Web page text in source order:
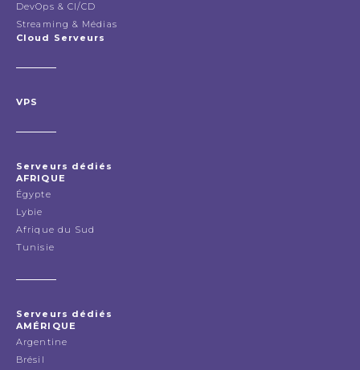
DevOps & CI/CD
Streaming & Médias
Cloud Serveurs
VPS
Serveurs dédiés
AFRIQUE
Égypte
Lybie
Afrique du Sud
Tunisie
Serveurs dédiés
AMÉRIQUE
Argentine
Brésil